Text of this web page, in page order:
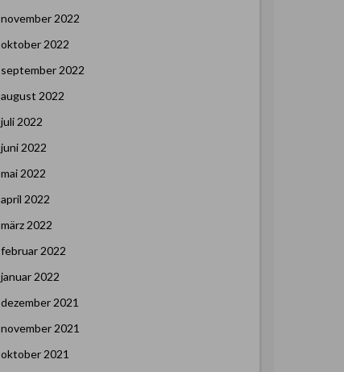
november 2022
oktober 2022
september 2022
august 2022
juli 2022
juni 2022
mai 2022
april 2022
märz 2022
februar 2022
januar 2022
dezember 2021
november 2021
oktober 2021